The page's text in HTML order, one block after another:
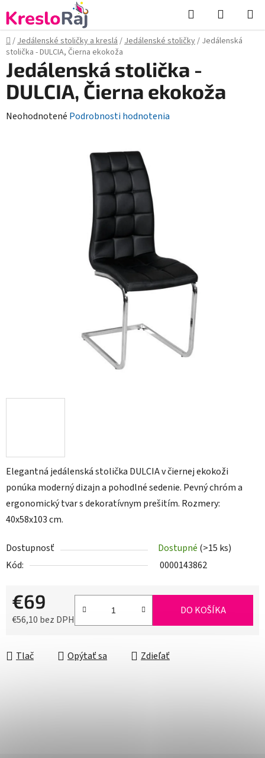
na
obsah
Hľadať
KOŠÍK
Domov
/Jedálenské stoličky a kreslá/Jedálenské stoličky/ Jedálenská
stolička - DULCIA, Čierna ekokoža
Elegantná jedálenská stolička DULCIA v čiernej ekokoži
ponúka moderný dizajn a pohodlné sedenie. Pevný chróm a
ergonomický tvar s dekoratívnym prešitím. Rozmery:
40x58x103 cm.
Dostupnosť Dostupné (>15 ks)
Kód:
0000143862
€69
€56,10 bez DPH
DO KOŠÍKA
Tlač Opýtať sa Zdieľať
Jedálenská stolička -
DULCIA, Čierna ekokoža
Priemerné
Neohodnotené Podrobnosti hodnotenia